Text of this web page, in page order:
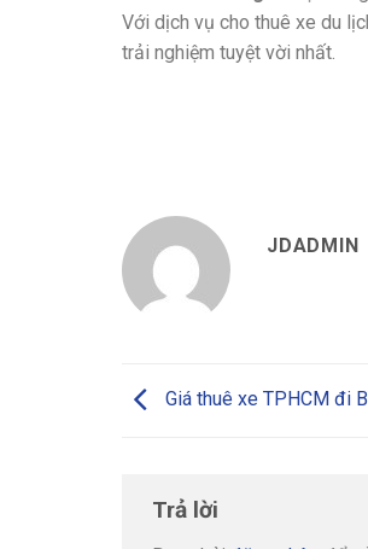
Với dịch vụ cho thuê xe du
trải nghiệm tuyệt vời nhất.
JDADMIN
Giá thuê xe TPHCM đi
Trả lời